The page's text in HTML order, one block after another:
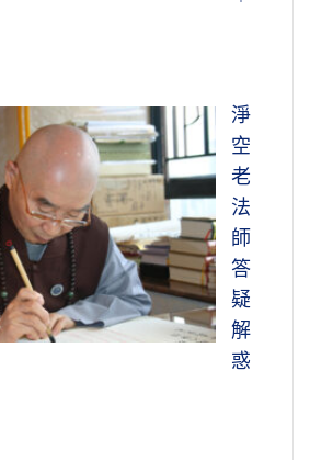
淨
空
老
法
師
答
疑
解
惑